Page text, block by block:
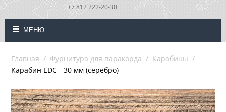
+7 812 222-20-30
МЕНЮ
Главная / Фурнитура для паракорда / Карабины /
Карабин EDC - 30 мм (серебро)